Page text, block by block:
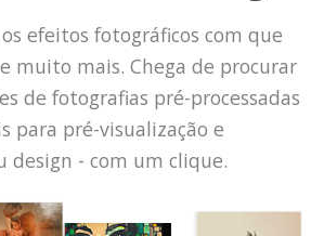
efeitos fotográficos com que
muito mais. Chega de procurar
de fotografias pré-processadas
para pré-visualização e
design - com um clique.